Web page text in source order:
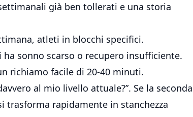
già ben tollerati e una storia
atleti in blocchi specifici.
sonno scarso o recupero insufficiente.
richiamo facile di 20-40 minuti.
al mio livello attuale?”. Se la seconda
trasforma rapidamente in stanchezza